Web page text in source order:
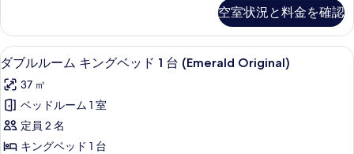
示
す
る
の
写
真
を
表
示
Deluxe)
の
詳
細
空室状況と料金を確認
ダ
ブ
ル
ル
ー
高級寝具、ミニバー、セーフティボ
3
ダブルルーム キングベッド 1 台 (Emerald Original)
37 ㎡
ベッドルーム 1 室
定員 2 名
キングベッド 1 台